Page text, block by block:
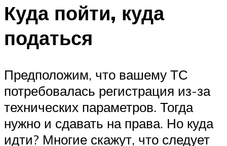
Куда пойти, куда
податься
Предположим, что вашему ТС
потребовалась регистрация из-за
технических параметров. Тогда
нужно и сдавать на права. Но куда
идти? Многие скажут, что следует